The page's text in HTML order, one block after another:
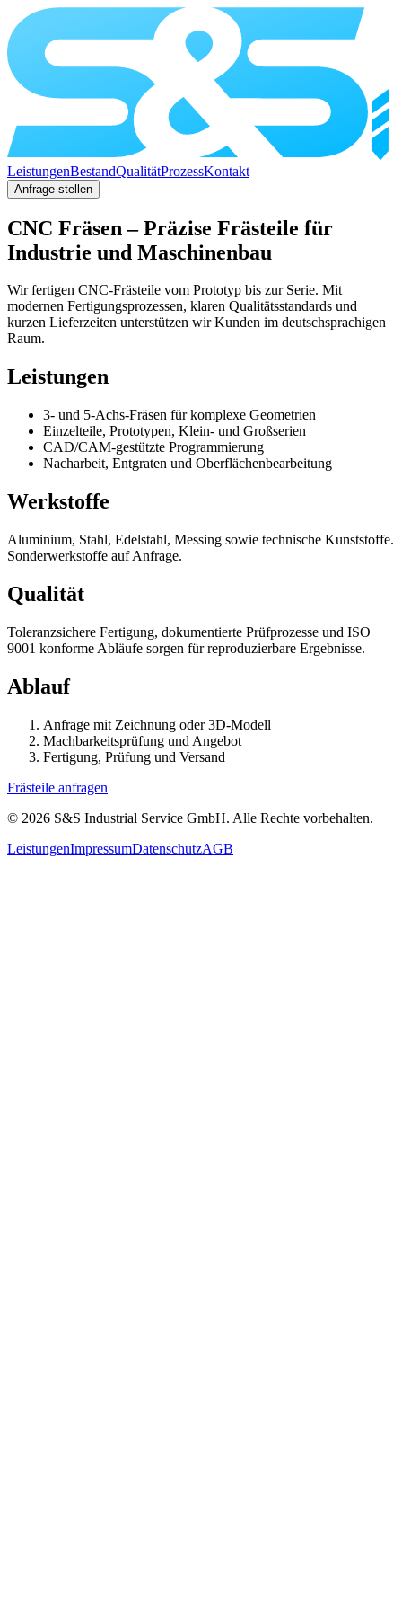
LeistungenBestandQualitätProzessKontakt
Anfrage stellen
CNC Fräsen – Präzise Frästeile für
Industrie und Maschinenbau
Wir fertigen CNC-Frästeile vom Prototyp bis zur Serie. Mit
modernen Fertigungsprozessen, klaren Qualitätsstandards und
kurzen Lieferzeiten unterstützen wir Kunden im deutschsprachigen
Raum.
Leistungen
3- und 5-Achs-Fräsen für komplexe Geometrien
Einzelteile, Prototypen, Klein- und Großserien
CAD/CAM-gestützte Programmierung
Nacharbeit, Entgraten und Oberflächenbearbeitung
Werkstoffe
Aluminium, Stahl, Edelstahl, Messing sowie technische Kunststoffe.
Sonderwerkstoffe auf Anfrage.
Qualität
Toleranzsichere Fertigung, dokumentierte Prüfprozesse und ISO
9001 konforme Abläufe sorgen für reproduzierbare Ergebnisse.
Ablauf
Anfrage mit Zeichnung oder 3D-Modell
Machbarkeitsprüfung und Angebot
Fertigung, Prüfung und Versand
Frästeile anfragen
© 2026 S&S Industrial Service GmbH. Alle Rechte vorbehalten.
LeistungenImpressumDatenschutzAGB